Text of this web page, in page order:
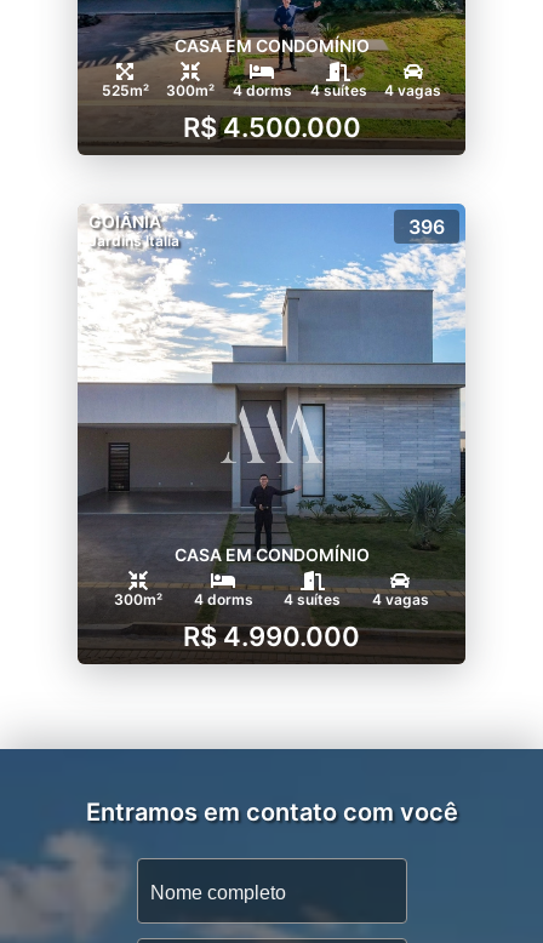
CASA EM CONDOMÍNIO
525m² 300m² 4 dorms 4 suítes 4 vagas
R$ 4.500.000
GOIÂNIA
Jardins Itália
396
CASA EM CONDOMÍNIO
300m² 4 dorms 4 suítes 4 vagas
R$ 4.990.000
Entramos em contato com você